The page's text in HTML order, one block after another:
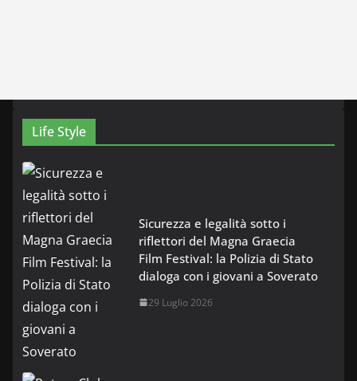
Life Style
Sicurezza e legalità sotto i
riflettori del Magna Graecia
Film Festival: la Polizia di Stato
dialoga con i giovani a Soverato
29 Luglio 2026